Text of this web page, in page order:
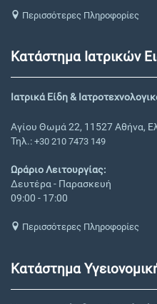
Περισσότερες Πληροφορίες
Κατάστημα Ιατρικών
Ιατρικά Είδη &
Αγίου Θωμά 22, 11527 Αθήνα,
Τηλ.: +30 210 7473 149
Ωράριο Λειτουργίας:
Δευτέρα - Παρασκευή
09:00 - 17:00
Περισσότερες Πληροφορίες
Κατάστημα